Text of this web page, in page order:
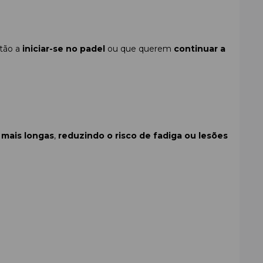
a iniciar-se no padel ou que querem continuar a
longas, reduzindo o risco de fadiga ou lesões